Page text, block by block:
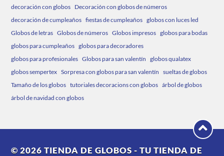
decoración con globos Decoración con globos de números
decoración de cumpleaños fiestas de cumpleaños globos con luces led
Globos de letras Globos de números Globos impresos globos para bodas
globos para cumpleaños globos para decoradores
globos para profesionales Globos para san valentín
globos qualatex
globos sempertex Sorpresa con globos para san valentín
sueltas de globos
Tamaño de los globos tutoriales decoracions con globos árbol de globos
árbol de navidad con globos
© 2026TIENDA DE GLOBOS - TU TIENDA DE